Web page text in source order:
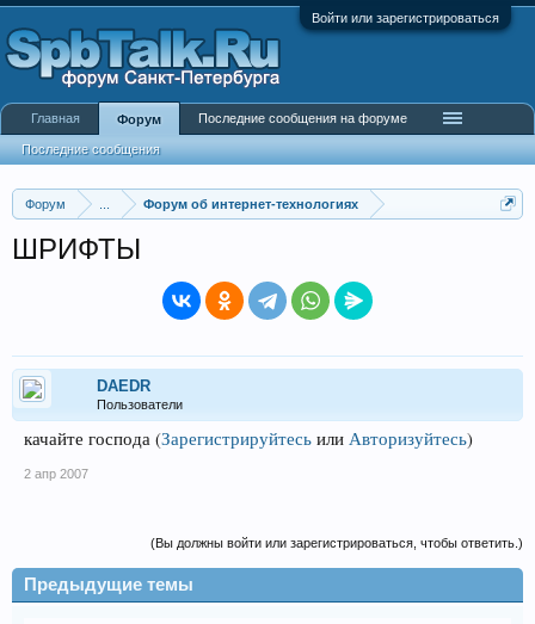
Войти или зарегистрироваться
Форум Форум об интернет-технологиях
ШРИФТЫ
DAEDR
Пользователи
качайте господа (Зарегистрируйтесь или Авторизуйтесь)
2 апр 2007
(Вы должны войти или зарегистрироваться, чтобы ответить.)
Предыдущие темы
Главная Форум
Последние сообщения
Последние сообщения на форуме